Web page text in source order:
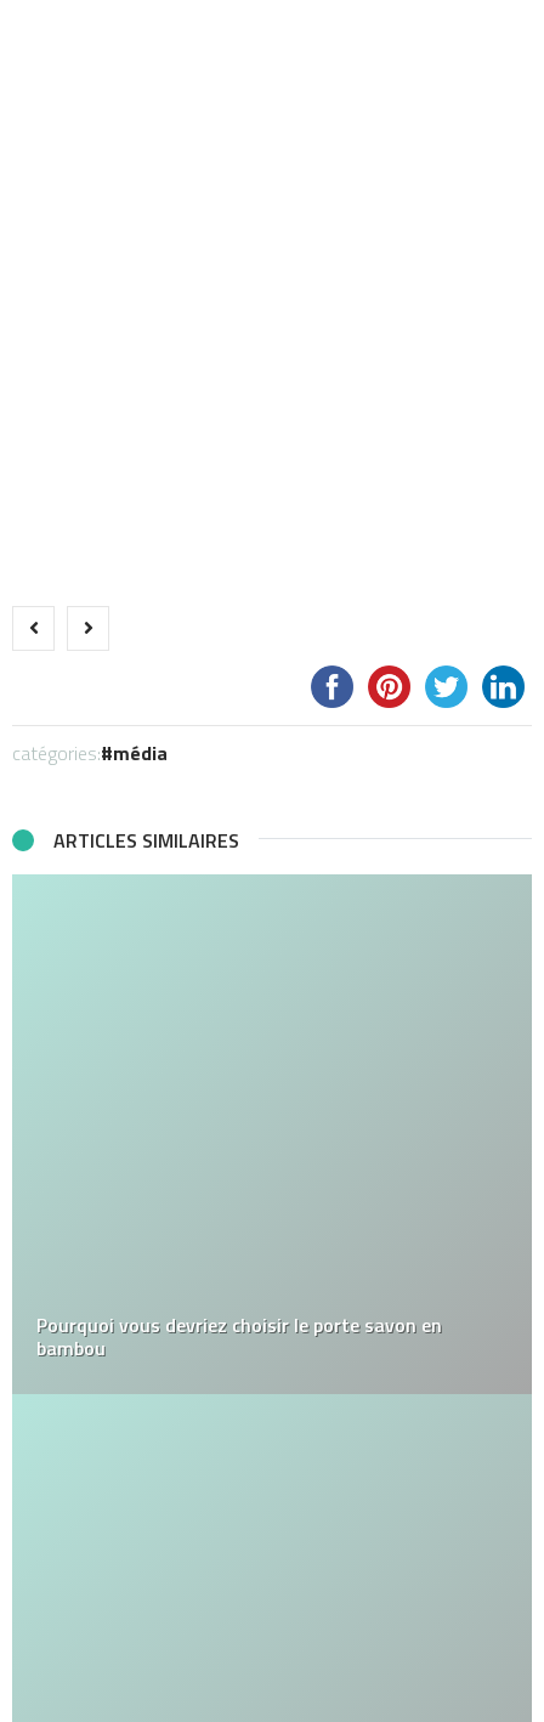
catégories: média
ARTICLES SIMILAIRES
Pourquoi vous devriez choisir le porte savon en
bambou